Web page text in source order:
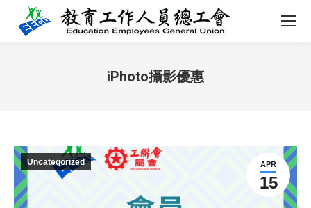
iPhoto攝影優惠
APR
15
Uncategorized